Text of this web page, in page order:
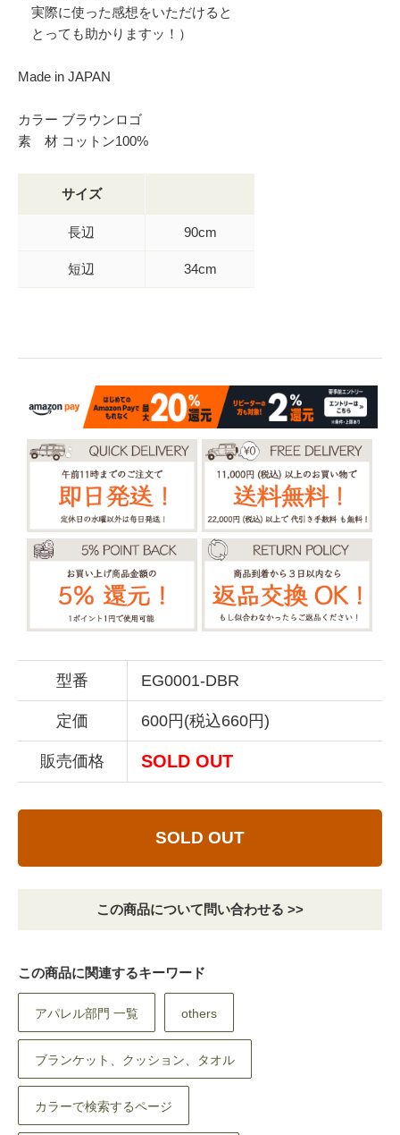
実際に使った感想をいただけると
とっても助かりますッ！）
Made in JAPAN
カラー ブラウンロゴ
素 材 コットン100%
サイズ
長辺 90cm
短辺 34cm
型番 EG0001-DBR
定価 600円(税込660円)
販売価格 SOLD OUT
SOLD OUT
この商品について問い合わせる >>
この商品に関連するキーワード
アパレル部門 一覧 others
ブランケット、クッション、タオル
カラーで検索するページ